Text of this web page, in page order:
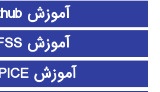
آموزش github
آموزش HFSS
آموزش HSPICE